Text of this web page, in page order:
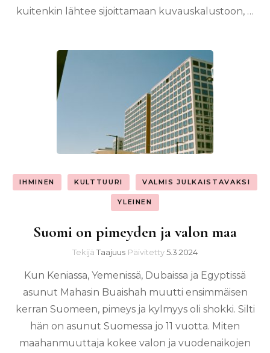
kuitenkin lähtee sijoittamaan kuvauskalustoon, …
IHMINEN KULTTUURI VALMIS JULKAISTAVAKSI
YLEINEN
Suomi on pimeyden ja valon maa
Tekijä Taajuus Päivitetty5.3.2024
Kun Keniassa, Yemenissä, Dubaissa ja Egyptissä
asunut Mahasin Buaishah muutti ensimmäisen
kerran Suomeen, pimeys ja kylmyys oli shokki. Silti
hän on asunut Suomessa jo 11 vuotta. Miten
maahanmuuttaja kokee valon ja vuodenaikojen